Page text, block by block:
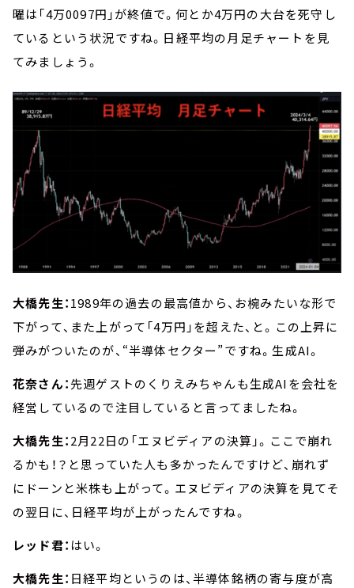
曜は「4万0097円」が終値で。何とか4万円の大台を死守し
ているという状況ですね。日経平均の月足チャートを見
てみましょう。
大橋先生：1989年の過去の最高値から、お椀みたいな形で
下がって、また上がって「4万円」を超えた、と。この上昇に
弾みがついたのが、“半導体セクター”ですね。生成AI。
花奈さん：先週ゲストのくりえみちゃんも生成AIを会社を
経営しているので注目していると言ってましたね。
大橋先生：2月22日の「エヌビディアの決算」。ここで崩れ
るかも！？と思っていた人も多かったんですけど、崩れず
にドーンと米株も上がって。エヌビディアの決算を見てそ
の翌日に、日経平均が上がったんですね。
レッド君： はい。
大橋先生： 日経平均というのは、半導体銘柄の寄与度が高